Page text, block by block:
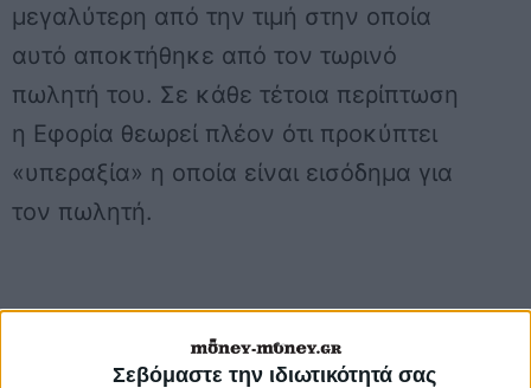
Σεβόμαστε την ιδιωτικότητά σας
μεγαλύτερη από την τιμή στην οποία
αυτό αποκτήθηκε από τον τωρινό
πωλητή του. Σε κάθε τέτοια περίπτωση
η Εφορία θεωρεί πλέον ότι προκύπτει
«υπεραξία» η οποία είναι εισόδημα για
τον πωλητή.